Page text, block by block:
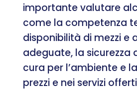
importante valutare
come la competenza
disponibilità di mezzi e
adeguate, la sicurezza
cura per l’ambiente e
prezzi e nei servizi